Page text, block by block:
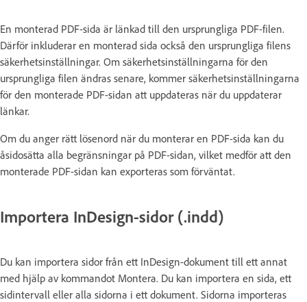
En monterad PDF-sida är länkad till den ursprungliga PDF-filen.
Därför inkluderar en monterad sida också den ursprungliga filens
säkerhetsinställningar. Om säkerhetsinställningarna för den
ursprungliga filen ändras senare, kommer säkerhetsinställningarna
för den monterade PDF-sidan att uppdateras när du uppdaterar
länkar.
Om du anger rätt lösenord när du monterar en PDF-sida kan du
åsidosätta alla begränsningar på PDF-sidan, vilket medför att den
monterade PDF-sidan kan exporteras som förväntat.
Importera InDesign-sidor (.indd)
Du kan importera sidor från ett InDesign-dokument till ett annat
med hjälp av kommandot Montera. Du kan importera en sida, ett
sidintervall eller alla sidorna i ett dokument. Sidorna importeras